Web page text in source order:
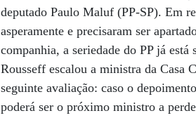
deputado Paulo Maluf (PP-SP). Em
asperamente e precisaram ser
companhia, a seriedade do PP já
Rousseff escalou a ministra da
seguinte avaliação: caso o
poderá ser o próximo ministro a